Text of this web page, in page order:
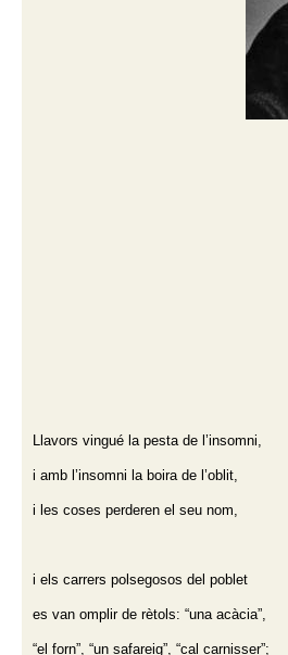
Llavors vingué la pesta de l’insomni,
i amb l’insomni la boira de l’oblit,
i les coses perderen el seu nom,
i els carrers polsegosos del poblet
es van omplir de rètols: “una acàcia”,
“el forn”, “un safareig”, “cal carnisser”;